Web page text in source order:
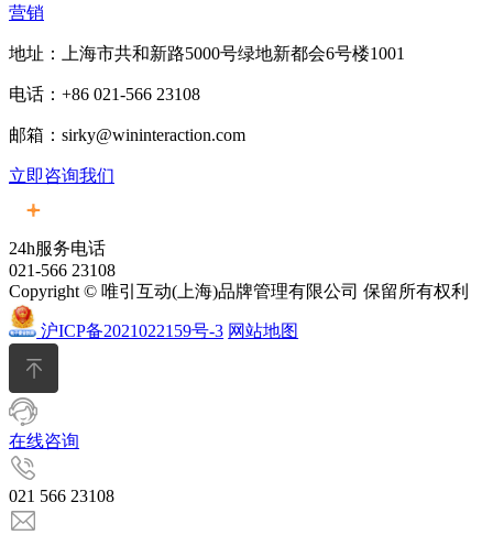
营销
地址：上海市共和新路5000号绿地新都会6号楼1001
电话：+86 021-566 23108
邮箱：sirky@wininteraction.com
立即咨询我们
24h服务电话
021-566 23108
Copyright © 唯引互动(上海)品牌管理有限公司 保留所有权利
沪ICP备2021022159号-3 网站地图
在线咨询
021 566 23108